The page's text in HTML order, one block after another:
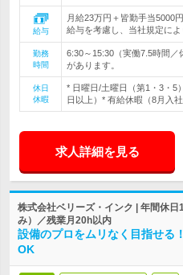
給与
月給23万円＋皆勤手当5000
給与を考慮し、当社規定に
勤務
時間
6:30～15:30（実働7.5時間
があります。
休日
休暇
* 日曜日/土曜日（第1・3・
日以上）* 有給休暇（8月入
求人詳細を見る
株式会社ベリーズ・インク | 年間休
み）／残業月20h以内
設備のプロをムリなく目指せ
OK